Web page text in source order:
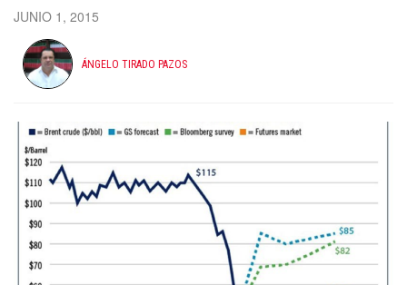
JUNIO 1, 2015
ÁNGELO TIRADO PAZOS